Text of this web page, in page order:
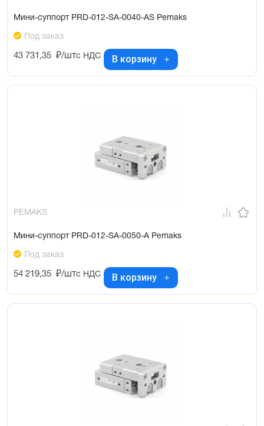
Мини-суппорт PRD-012-SA-0040-AS Pemaks
Под заказ
43 731,35 ₽/штс НДС В корзину
PEMAKS
Мини-суппорт PRD-012-SA-0050-A Pemaks
Под заказ
54 219,35 ₽/штс НДС В корзину